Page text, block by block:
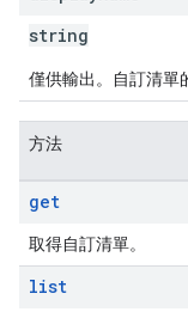
string
僅供輸出。自訂清單
方法
get
取得自訂清單。
list